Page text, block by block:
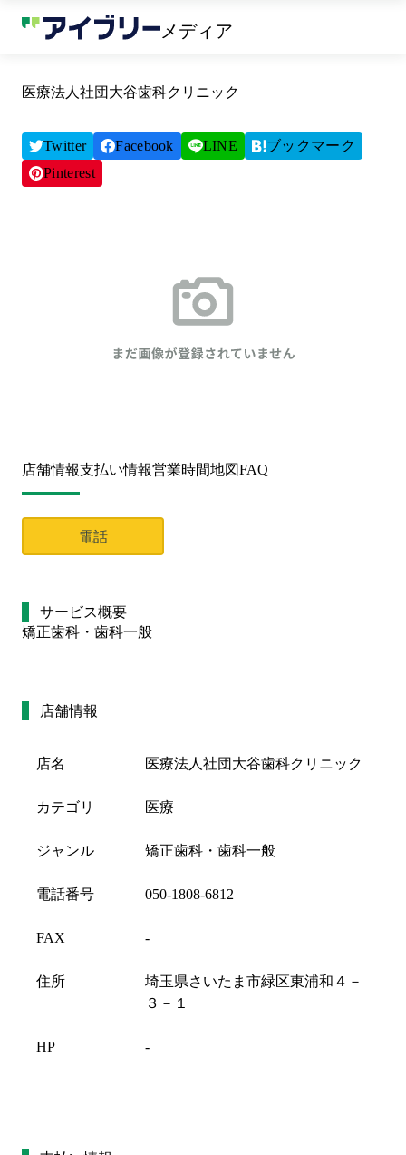
メディア
医療法人社団大谷歯科クリニック
Twitter Facebook LINE
ブックマーク
Pinterest
店舗情報支払い情報営業時間地図FAQ
電話
サービス概要
矯正歯科・歯科一般
店舗情報
店名 医療法人社団大谷歯科クリニック
カテゴリ 医療
ジャンル 矯正歯科・歯科一般
電話番号 050-1808-6812
FAX -
住所
埼玉県さいたま市緑区東浦和４－
３－１
HP -